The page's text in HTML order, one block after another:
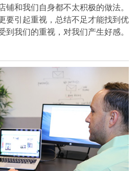
铺和我们自身都不太积极的做法。
要引起重视，总结不足才能找到优
到我们的重视，对我们产生好感。